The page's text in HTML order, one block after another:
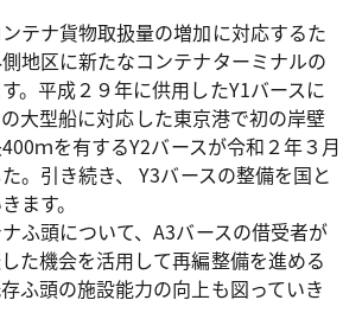
テナ貨物取扱量の増加に対応するた
地区に新たなコンテナターミナルの
。平成２９年に供用したY1バースに
大型船に対応した東京港で初の岸壁
ｍを有するY2バースが令和２年３月
。引き続き、 Y3バースの整備を国と
ます。
ふ頭について、A3バースの借受者が
た機会を活用して再編整備を進める
ふ頭の施設能力の向上も図っていき